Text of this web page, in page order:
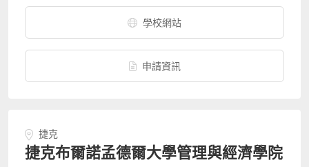
學校網站
申請資訊
捷克
捷克布爾諾孟德爾大學管理與經濟學院